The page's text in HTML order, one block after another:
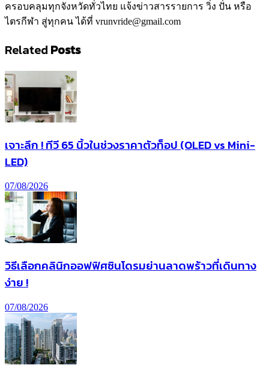
ครอบคลุมทุกจังหวัดทั่วไทย แจ้งข่าวสารรายการ วิ่ง ปั่น หรือ
ไตรกีฬา สู่ทุกคน ได้ที่ vrunvride@gmail.com
Related Posts
เจาะลึก ! ทีวี 65 นิ้วในช่วงราคาตัวท็อป (OLED vs Mini-
LED)
07/08/2026
วิธีเลือกคลินิกออฟฟิศซินโดรมย่านลาดพร้าวที่เดินทาง
ง่าย !
07/08/2026